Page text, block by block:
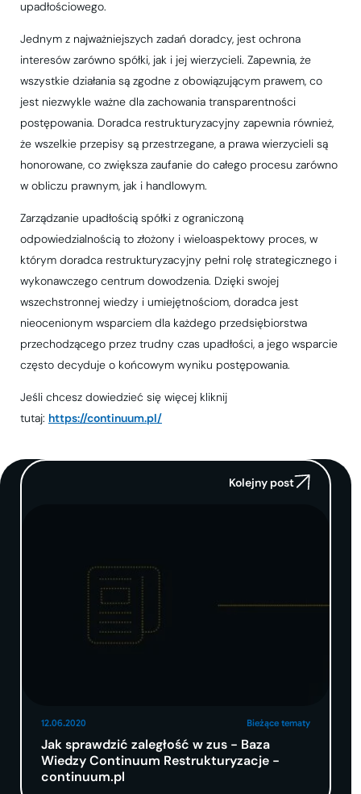
upadłościowego.
Jednym z najważniejszych zadań doradcy, jest ochrona
interesów zarówno spółki, jak i jej wierzycieli. Zapewnia, że
wszystkie działania są zgodne z obowiązującym prawem, co
jest niezwykle ważne dla zachowania transparentności
postępowania. Doradca restrukturyzacyjny zapewnia również,
że wszelkie przepisy są przestrzegane, a prawa wierzycieli są
honorowane, co zwiększa zaufanie do całego procesu zarówno
w obliczu prawnym, jak i handlowym.
Zarządzanie upadłością spółki z ograniczoną
odpowiedzialnością to złożony i wieloaspektowy proces, w
którym doradca restrukturyzacyjny pełni rolę strategicznego i
wykonawczego centrum dowodzenia. Dzięki swojej
wszechstronnej wiedzy i umiejętnościom, doradca jest
nieocenionym wsparciem dla każdego przedsiębiorstwa
przechodzącego przez trudny czas upadłości, a jego wsparcie
często decyduje o końcowym wyniku postępowania.
Jeśli chcesz dowiedzieć się więcej kliknij
tutaj: https://continuum.pl/
Kolejny post
12.06.2020 Bieżące tematy
Jak sprawdzić zaległość w zus - Baza
Wiedzy Continuum Restrukturyzacje -
continuum.pl